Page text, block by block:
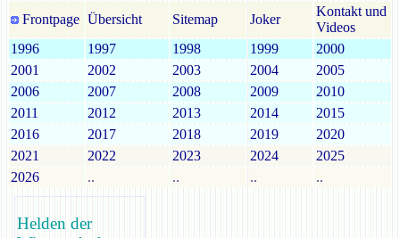
Frontpage Übersicht Sitemap Joker
Kontakt und
Videos
1996
1997 1998 1999
2000
2001
2002 2003 2004
2005
2006
2007 2008 2009
2010
2011
2012 2013 2014
2015
2016
2017 2018 2019
2020
2021
2022 2023 2024
2025
2026
.. .. .. ..
Helden der